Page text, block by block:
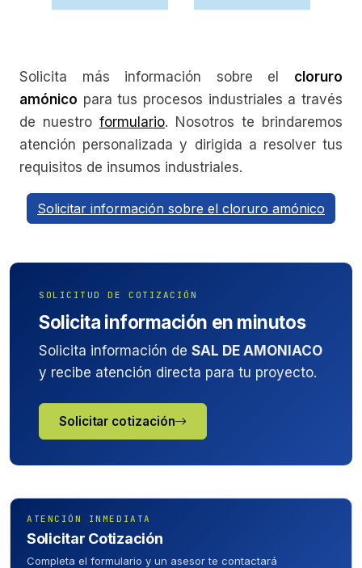
Solicita más información sobre el cloruro
amónico para tus procesos industriales a través
de nuestro formulario. Nosotros te brindaremos
atención personalizada y dirigida a resolver tus
requisitos de insumos industriales.
Solicitar información sobre el cloruro amónico
SOLICITUD DE COTIZACIÓN
Solicita información en minutos
Solicita información de SAL DE AMONIACO
y recibe atención directa para tu proyecto.
Solicitar cotización
ATENCIÓN INMEDIATA
Solicitar Cotización
Completa el formulario y un asesor te contactará